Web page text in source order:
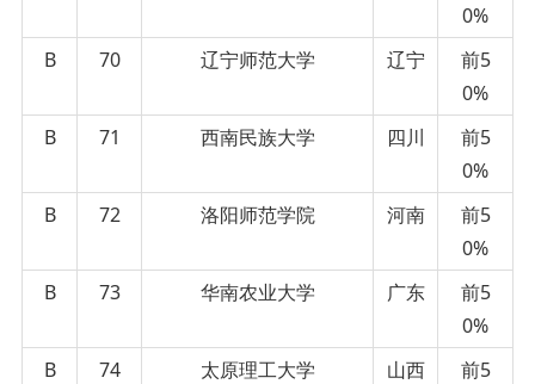
0%
B
70 辽宁师范大学 辽宁
前5
0%
B
71 西南民族大学 四川
前5
0%
B
72 洛阳师范学院 河南
前5
0%
B
73 华南农业大学 广东
前5
0%
B
74 太原理工大学 山西
前5